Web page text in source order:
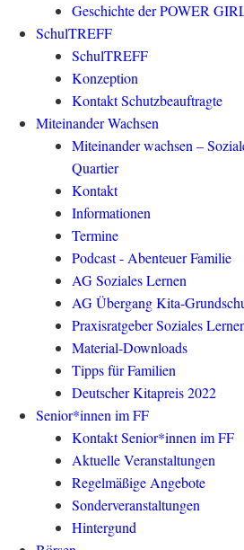
Geschichte der POWER
SchulTREFF
SchulTREFF
Konzeption
Kontakt Schutzbeauftragte
Miteinander Wachsen
Miteinander wachsen –
Quartier
Kontakt
Informationen
Termine
Podcast - Abenteuer Familie
AG Soziales Lernen
AG Übergang Kita-
Praxisratgeber Soziales
Material-Downloads
Tipps für Familien
Deutscher Kitapreis 2022
Senior*innen im FF
Kontakt Senior*innen im FF
Aktuelle Veranstaltungen
Regelmäßige Angebote
Sonderveranstaltungen
Hintergund